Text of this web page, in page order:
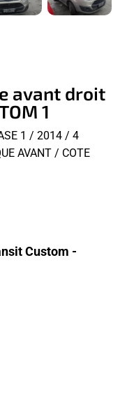
avant droit
1
1 / 2014 / 4
AVANT / COTE
Custom -